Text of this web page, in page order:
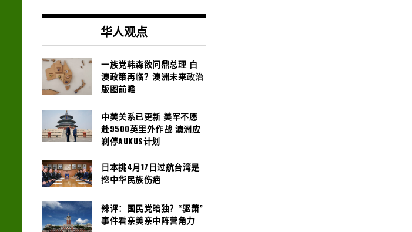
华人观点
一族党韩森欲问鼎总理 白
澳政策再临？澳洲未来政治
版图前瞻
中美关系已更新 美军不愿
赴9500英里外作战 澳洲应
刹停AUKUS计划
日本挑4月17日过航台湾是
挖中华民族伤疤
辣评：国民党暗独？“驱萧”
事件看亲美亲中阵营角力